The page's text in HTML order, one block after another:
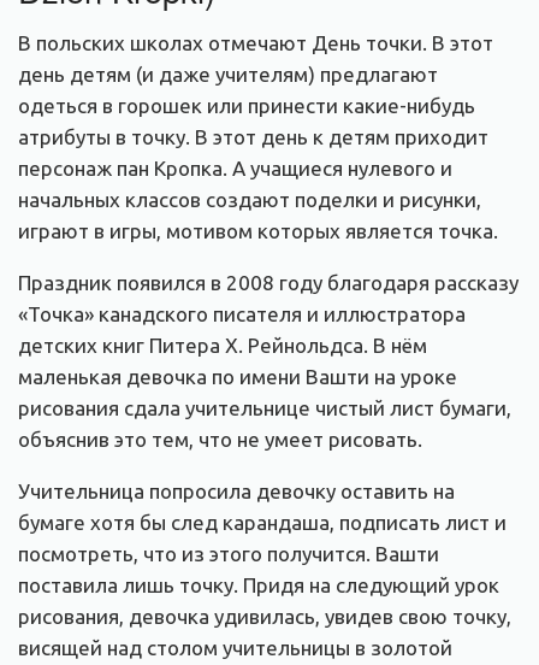
В польских школах отмечают День точки. В этот
день детям (и даже учителям) предлагают
одеться в горошек или принести какие-нибудь
атрибуты в точку. В этот день к детям приходит
персонаж пан Кропка. А учащиеся нулевого и
начальных классов создают поделки и рисунки,
играют в игры, мотивом которых является точка.
Праздник появился в 2008 году благодаря рассказу
«Точка» канадского писателя и иллюстратора
детских книг Питера Х. Рейнольдса. В нём
маленькая девочка по имени Вашти на уроке
рисования сдала учительнице чистый лист бумаги,
объяснив это тем, что не умеет рисовать.
Учительница попросила девочку оставить на
бумаге хотя бы след карандаша, подписать лист и
посмотреть, что из этого получится. Вашти
поставила лишь точку. Придя на следующий урок
рисования, девочка удивилась, увидев свою точку,
висящей над столом учительницы в золотой